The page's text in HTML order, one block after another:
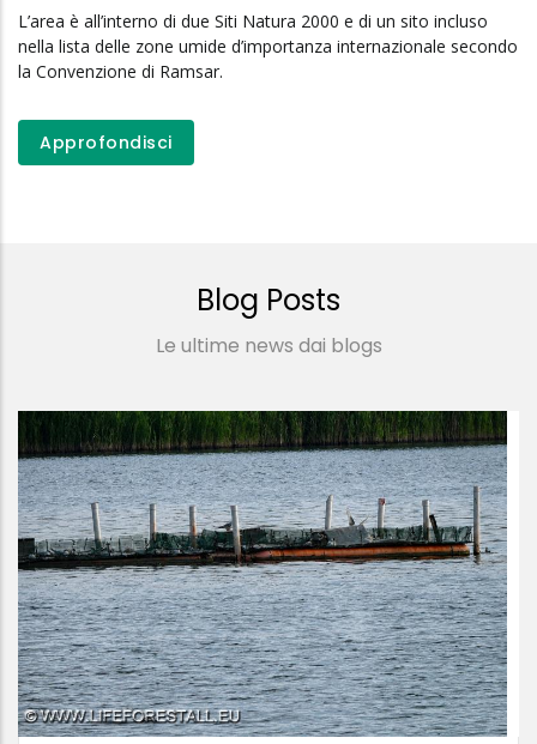
L’area è all’interno di due Siti Natura 2000 e di un sito incluso
nella lista delle zone umide d’importanza internazionale secondo
la Convenzione di Ramsar.
Approfondisci
Blog Posts
Le ultime news dai blogs